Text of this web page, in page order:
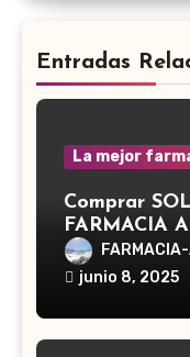
Entradas
La mejor
Comprar
FARMACIA
Reishi, cuyo
Ganoderma
en la
junio 8, 2025